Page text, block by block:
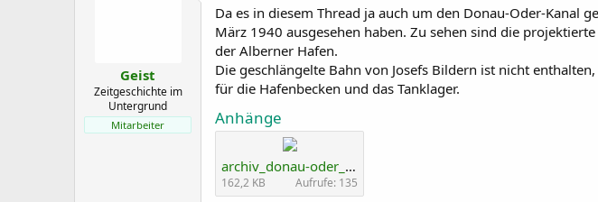
l
t
m
i
r
Geist
Zeitgeschichte im
Untergrund
Mitarbeiter
Da es in diesem Thread ja auch um den Donau-Oder-Kanal
März 1940 ausgesehen haben. Zu sehen sind die
der Alberner Hafen.
Die geschlängelte Bahn von Josefs Bildern ist nicht
für die Hafenbecken und das Tanklager.
Anhänge
archiv_donau-oder_albern_lobau_rab_rb.jpg
162,2 KB Aufrufe: 135